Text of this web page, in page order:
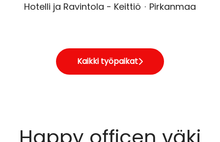
Hotelli ja Ravintola - Keittiö · Pirkanmaa
Kaikki työpaikat